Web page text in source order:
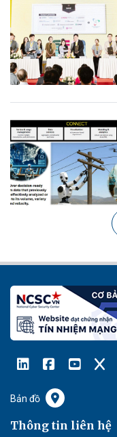
Bản đồ
Thông tin liên hệ